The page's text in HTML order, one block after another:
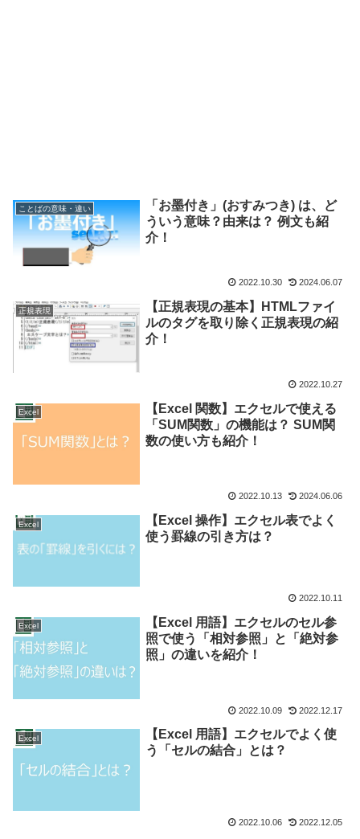
ことばの意味・違い
「お墨付き」(おすみつき) は、ど
ういう意味？由来は？ 例文も紹
介！
2022.10.30 2024.06.07
正規表現
【正規表現の基本】HTMLファイ
ルのタグを取り除く正規表現の紹
介！
2022.10.27
Excel
【Excel 関数】エクセルで使える
「SUM関数」の機能は？ SUM関
数の使い方も紹介！
2022.10.13 2024.06.06
Excel
【Excel 操作】エクセル表でよく
使う罫線の引き方は？
2022.10.11
Excel
【Excel 用語】エクセルのセル参
照で使う「相対参照」と「絶対参
照」の違いを紹介！
2022.10.09 2022.12.17
Excel
【Excel 用語】エクセルでよく使
う「セルの結合」とは？
2022.10.06 2022.12.05